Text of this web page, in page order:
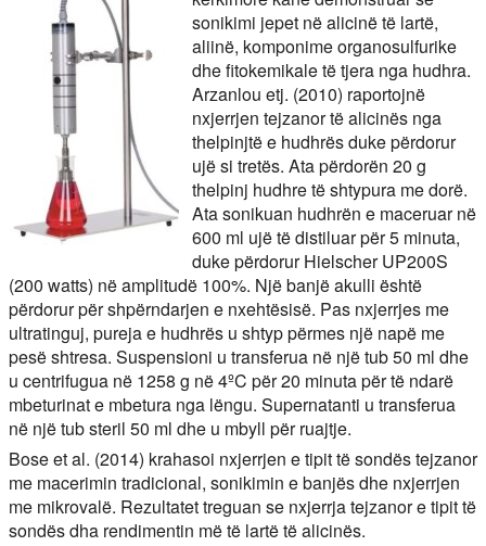
sonikimi jepet në alicinë të lartë,
aliinë, komponime organosulfurike
dhe fitokemikale të tjera nga hudhra.
Arzanlou etj. (2010) raportojnë
nxjerrjen tejzanor të alicinës nga
thelpinjtë e hudhrës duke përdorur
ujë si tretës. Ata përdorën 20 g
thelpinj hudhre të shtypura me dorë.
Ata sonikuan hudhrën e maceruar në
600 ml ujë të distiluar për 5 minuta,
duke përdorur Hielscher UP200S
(200 watts) në amplitudë 100%. Një banjë akulli është
përdorur për shpërndarjen e nxehtësisë. Pas nxjerrjes me
ultratinguj, pureja e hudhrës u shtyp përmes një napë me
pesë shtresa. Suspensioni u transferua në një tub 50 ml dhe
u centrifugua në 1258 g në 4ºC për 20 minuta për të ndarë
mbeturinat e mbetura nga lëngu. Supernatanti u transferua
në një tub steril 50 ml dhe u mbyll për ruajtje.
Bose et al. (2014) krahasoi nxjerrjen e tipit të sondës tejzanor
me macerimin tradicional, sonikimin e banjës dhe nxjerrjen
me mikrovalë. Rezultatet treguan se nxjerrja tejzanor e tipit të
sondës dha rendimentin më të lartë të alicinës.